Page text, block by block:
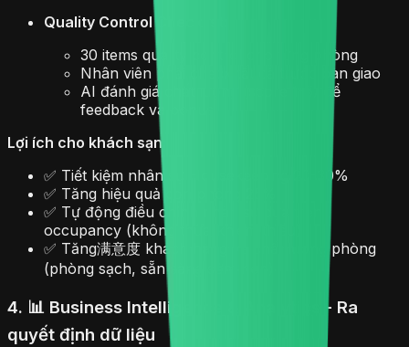
Quality Control Checklist:
30 items quality control cho từng phòng
Nhân viên phải check tất cả trước bàn giao
AI đánh giá chất lượng (score 1-5) để
feedback và bonus
Lợi ích cho khách sạn:
✅ Tiết kiệm nhân sự Housekeeping 20-30%
✅ Tăng hiệu quả dọn phòng 25%
✅ Tự động điều chỉnh nhân sự dựa trên
occupancy (không thừa/khiếm thiếu)
✅ Tăng满意度 khách hàng về chất lượng phòng
(phòng sạch, sẵn sàng sớm hơn)
4. 📊 Business Intelligence & Analytics - Ra
quyết định dữ liệu